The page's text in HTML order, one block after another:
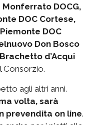
DOCG,
DOC Cortese,
DOC
Don Bosco
d’Acqui
Consorzio.
agli altri anni.
volta, sarà
prevendita on line.